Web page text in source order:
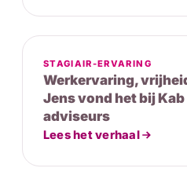
STAGIAIR-ERVARING
Werkervaring,
Jens vond het bij
adviseurs
Lees het verhaal